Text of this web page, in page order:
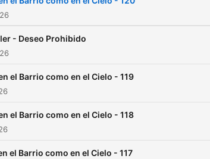
- Deseo Prohibido
el Barrio como en el Cielo - 119
el Barrio como en el Cielo - 118
el Barrio como en el Cielo - 117